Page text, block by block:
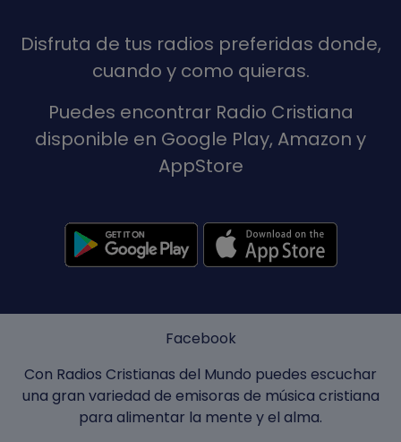
Disfruta de tus radios preferidas donde,
cuando y como quieras.
Puedes encontrar Radio Cristiana
disponible en Google Play, Amazon y
AppStore
Facebook
Con Radios Cristianas del Mundo puedes escuchar
una gran variedad de emisoras de música cristiana
para alimentar la mente y el alma.